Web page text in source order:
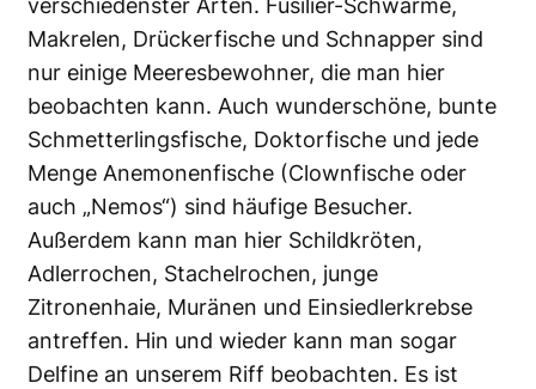
verschiedenster Arten. Füsilier-Schwärme,
Makrelen, Drückerfische und Schnapper sind
nur einige Meeresbewohner, die man hier
beobachten kann. Auch wunderschöne, bunte
Schmetterlingsfische, Doktorfische und jede
Menge Anemonenfische (Clownfische oder
auch „Nemos“) sind häufige Besucher.
Außerdem kann man hier Schildkröten,
Adlerrochen, Stachelrochen, junge
Zitronenhaie, Muränen und Einsiedlerkrebse
antreffen. Hin und wieder kann man sogar
Delfine an unserem Riff beobachten. Es ist